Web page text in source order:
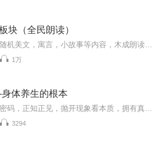
块（全民朗读）
1万
体养生的根本
3294